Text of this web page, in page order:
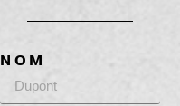
NOM